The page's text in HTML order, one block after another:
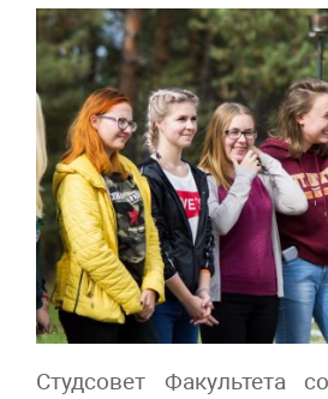
Студсовет Факультета